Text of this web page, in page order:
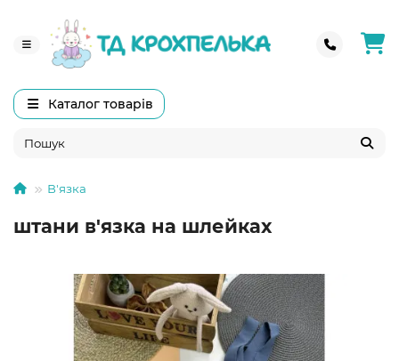
Каталог товарів
В'язка
штани в'язка на шлейках